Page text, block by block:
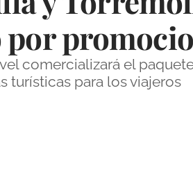
comercializará el
turísticas para los viajeros